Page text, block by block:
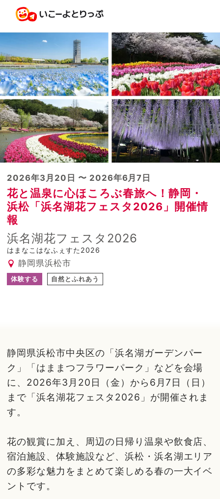
2026年3月20日 〜 2026年6月7日
花と温泉に心ほころぶ春旅へ！静岡・
浜松「浜名湖花フェスタ2026」開催情
報
浜名湖花フェスタ2026
はまなこはなふぇすた2026
静岡県浜松市
体験する 自然とふれあう
静岡県浜松市中央区の「浜名湖ガーデンパー
ク」「はままつフラワーパーク」などを会場
に、2026年3月20日（金）から6月7日（日）
まで「浜名湖花フェスタ2026」が開催されま
す。
花の観賞に加え、周辺の日帰り温泉や飲食店、
宿泊施設、体験施設など、浜松・浜名湖エリア
の多彩な魅力をまとめて楽しめる春の一大イベ
ントです。